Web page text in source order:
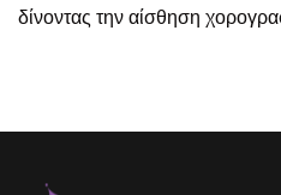
δίνοντας την αίσθηση